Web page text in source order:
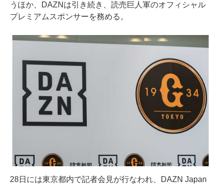
うほか、DAZNは引き続き、読売巨人軍のオフィシャル
プレミアムスポンサーを務める。
28日には東京都内で記者会見が行なわれ、DAZN Japan